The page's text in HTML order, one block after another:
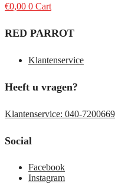
€0,00 0 Cart
RED PARROT
Klantenservice
Heeft u vragen?
Klantenservice: 040-7200669
Social
Facebook
Instagram